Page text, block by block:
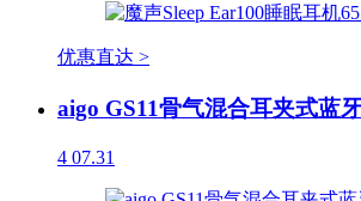
优惠直达 >
aigo GS11骨气混合耳夹式蓝
4 07.31